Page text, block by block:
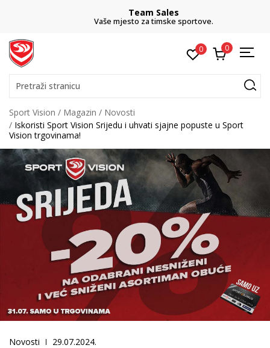
Team Sales
Vaše mjesto za timske sportove.
0 0
Pretraži stranicu
Sport Vision Magazin
Novosti
Iskoristi Sport Vision Srijedu i uhvati sjajne popuste u Sport
Vision trgovinama!
Novosti 29.07.2024.